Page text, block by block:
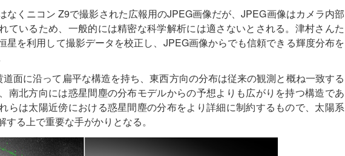
なくニコン Z9で撮影された広報用のJPEG画像だが、JPEG画像はカメラ内部
ているため、一般的には精密な科学解析には適さないとされる。津村さんた
星を利用して撮影データを校正し、JPEG画像からでも信頼できる輝度分布を
面に沿って扁平な構造を持ち、東西方向の分布は従来の観測と概ね一致する
南北方向には惑星間塵の分布モデルからの予想よりも広がりを持つ構造であ
らは太陽近傍における惑星間塵の分布をより詳細に制約するもので、太陽系
る上で重要な手がかりとなる。